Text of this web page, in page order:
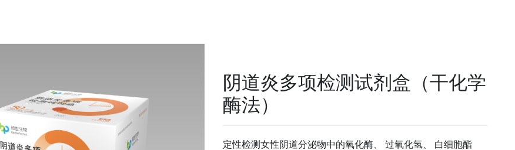
阴道炎多项检测试剂盒（干化学
酶法）
定性检测女性阴道分泌物中的氧化酶、 过氧化氢、 白细胞酯